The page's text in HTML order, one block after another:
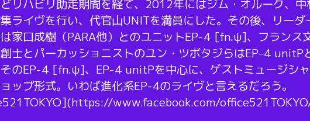
リハビリ助走期間を経て、2012年にはジム・オルーク、
ライヴを行い、代官山UNITを満員にした。その後、リー
家口成樹（PARA他）とのユニットEP-4 [fn.ψ]、フランス
士とパーカッショニストのユン・ツボタジらはEP-4 unitP
のEP-4 [fn.ψ]、EP-4 unitPを中心に、ゲストミュージシ
ップ形式。いわば進化系EP-4のライヴと言えるだろう。
www.facebook.com/